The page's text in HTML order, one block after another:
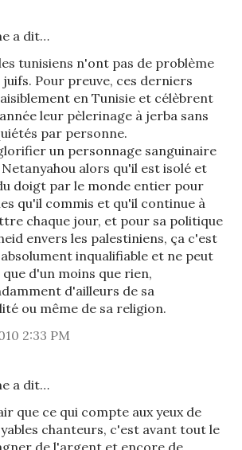
a dit…
tunisiens n'ont pas de problème
juifs. Pour preuve, ces derniers
en Tunisie et célèbrent
leur pèlerinage à jerba sans
par personne.
un personnage sanguinaire
alors qu'il est isolé et
doigt par le monde entier pour
qu'il commis et qu'il continue à
chaque jour, et pour sa politique
envers les palestiniens, ça c'est
inqualifiable et ne peut
d'un moins que rien,
d'ailleurs de sa
ou même de sa religion.
2:33 PM
a dit…
que ce qui compte aux yeux de
chanteurs, c'est avant tout le
de l'argent et encore de